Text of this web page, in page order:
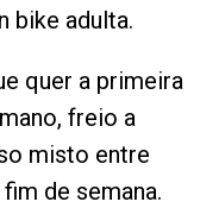
bike adulta.
quer a primeira
freio a
misto entre
de semana.